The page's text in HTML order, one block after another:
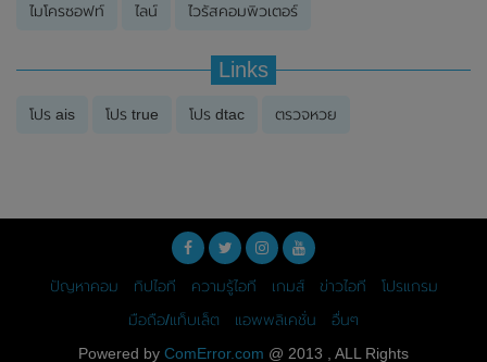
ไมโครซอฟท์ ไลน์ ไวรัสคอมพิวเตอร์
Links
โปร ais โปร true โปร dtac ตรวจหวย
ปัญหาคอม ทิปไอที ความรู้ไอที เกมส์ ข่าวไอที
โปรแกรม
มือถือ/แท็บเล็ต
แอพพลิเคชั่น
อื่นๆ
Powered by ComError.com @ 2013 , ALL Rights